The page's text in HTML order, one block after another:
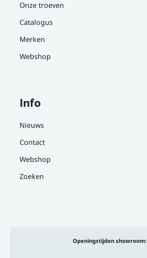
Onze troeven
Catalogus
Merken
Webshop
Info
Nieuws
Contact
Webshop
Zoeken
Openingstijden showroom: